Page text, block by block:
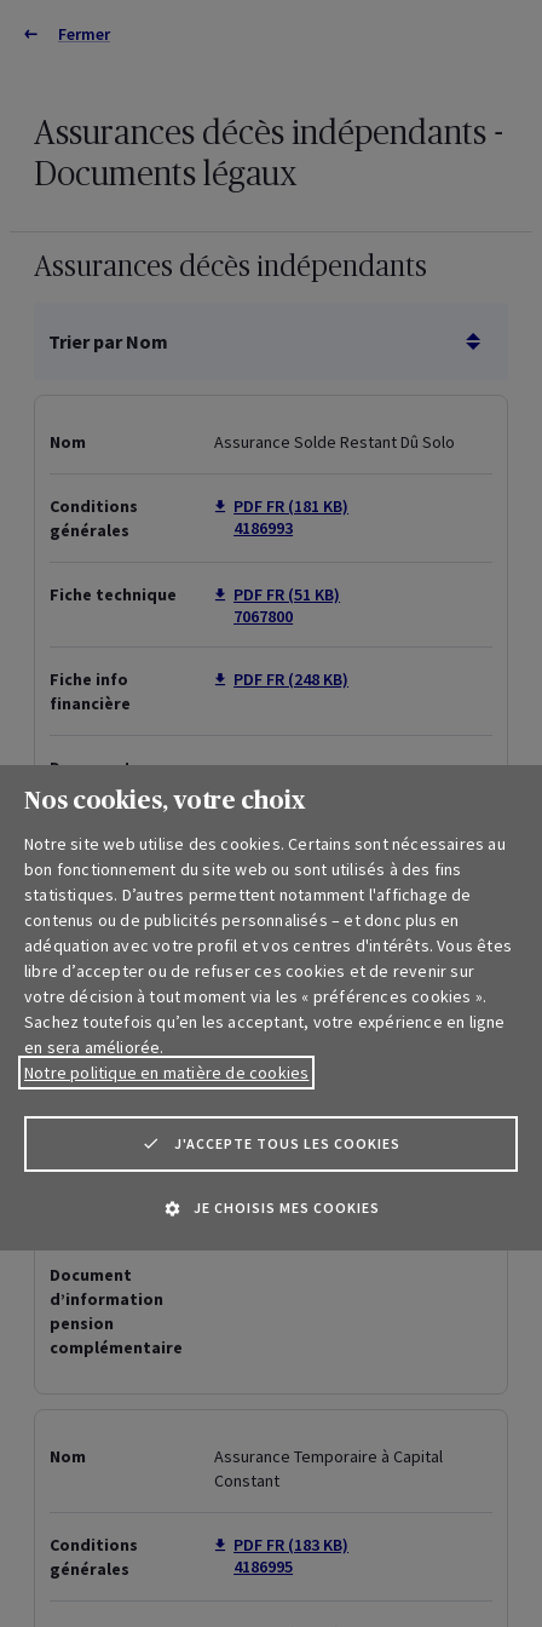
Informations juridiques
Version française
Informations générales
Financement durable
Droit à l’oubli
Lanceurs d'alerte
Documents pour particuliers
Conditions générales assurances et fiches produits pour
particuliers
Critères de segmentation assurances
Clauses de sanctions internationales en assistance Personnes
Pension
Assurance maladie
Nos cookies, votre choix
Notre site web utilise des cookies. Certains sont nécessaires au
bon fonctionnement du site web ou sont utilisés à des fins
statistiques. D’autres permettent notamment l'affichage de
contenus ou de publicités personnalisés – et donc plus en
adéquation avec votre profil et vos centres d'intérêts. Vous êtes
libre d’accepter ou de refuser ces cookies et de revenir sur
votre décision à tout moment via les « préférences cookies ».
Sachez toutefois qu’en les acceptant, votre expérience en ligne
en sera améliorée.
Notre politique en matière de cookies
J'ACCEPTE TOUS LES COOKIES
JE CHOISIS MES COOKIES
Fermer